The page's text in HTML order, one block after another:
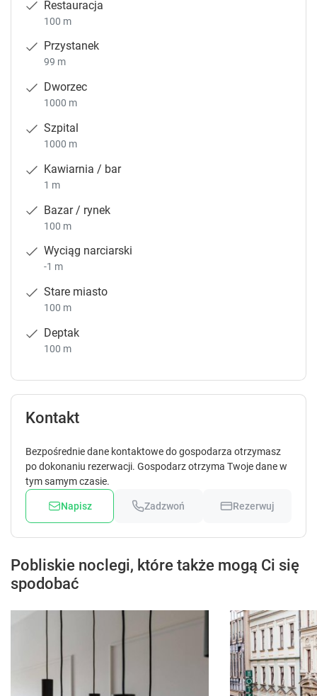
Restauracja
100 m
Przystanek
99 m
Dworzec
1000 m
Szpital
1000 m
Kawiarnia / bar
1 m
Bazar / rynek
100 m
Wyciąg narciarski
-1 m
Stare miasto
100 m
Deptak
100 m
Kontakt
Bezpośrednie dane kontaktowe do gospodarza otrzymasz
po dokonaniu rezerwacji. Gospodarz otrzyma Twoje dane w
tym samym czasie.
Napisz Zadzwoń Rezerwuj
Pobliskie noclegi, które także mogą Ci się
spodobać